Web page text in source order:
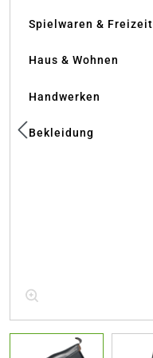
Spielwaren & Freizeit
Haus & Wohnen
Handwerken
Bekleidung